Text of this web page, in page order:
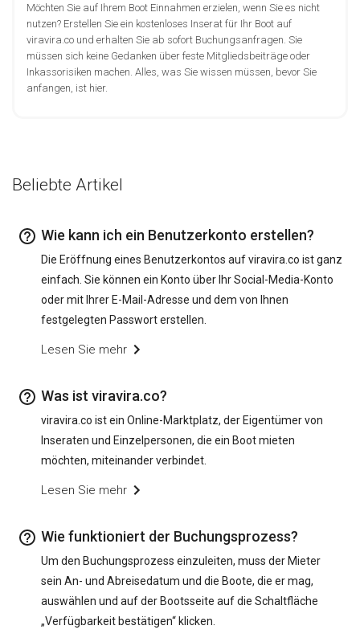
Möchten Sie auf Ihrem Boot Einnahmen erzielen, wenn Sie es nicht
nutzen? Erstellen Sie ein kostenloses Inserat für Ihr Boot auf
viravira.co und erhalten Sie ab sofort Buchungsanfragen. Sie
müssen sich keine Gedanken über feste Mitgliedsbeiträge oder
Inkassorisiken machen. Alles, was Sie wissen müssen, bevor Sie
anfangen, ist hier.
Beliebte Artikel
Wie kann ich ein Benutzerkonto erstellen?
Die Eröffnung eines Benutzerkontos auf viravira.co ist ganz
einfach. Sie können ein Konto über Ihr Social-Media-Konto
oder mit Ihrer E-Mail-Adresse und dem von Ihnen
festgelegten Passwort erstellen.
Lesen Sie mehr
Was ist viravira.co?
viravira.co ist ein Online-Marktplatz, der Eigentümer von
Inseraten und Einzelpersonen, die ein Boot mieten
möchten, miteinander verbindet.
Lesen Sie mehr
Wie funktioniert der Buchungsprozess?
Um den Buchungsprozess einzuleiten, muss der Mieter
sein An- und Abreisedatum und die Boote, die er mag,
auswählen und auf der Bootsseite auf die Schaltfläche
„Verfügbarkeit bestätigen“ klicken.